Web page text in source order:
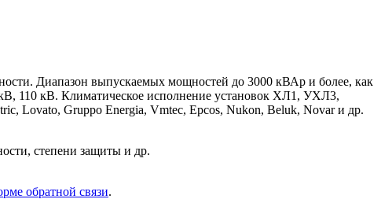
Диапазон выпускаемых мощностей до 3000 кВАр и более, как
110 кВ. Климатическое исполнение установок ХЛ1, УХЛ3,
Lovato, Gruppo Energia, Vmtec, Epcos, Nukon, Beluk, Novar и др.
степени защиты и др.
обратной связи.